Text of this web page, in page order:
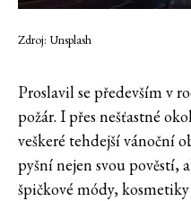
Zdroj: Unsplash
Proslavil se především v
požár. I přes nešťastné
veškeré tehdejší vánoční
pyšní nejen svou pověstí,
špičkové módy,